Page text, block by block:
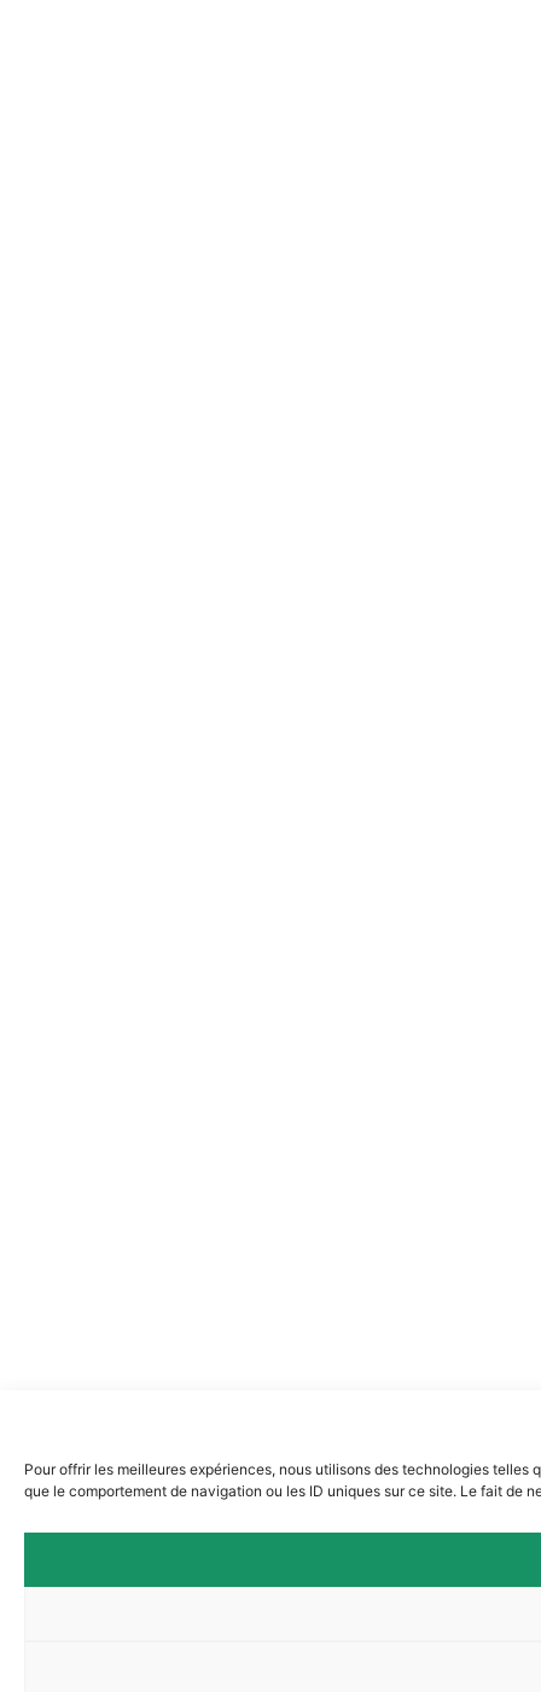
Pour offrir les meilleures expériences, nous utilisons des technologies
que le comportement de navigation ou les ID uniques sur ce site. Le fait de